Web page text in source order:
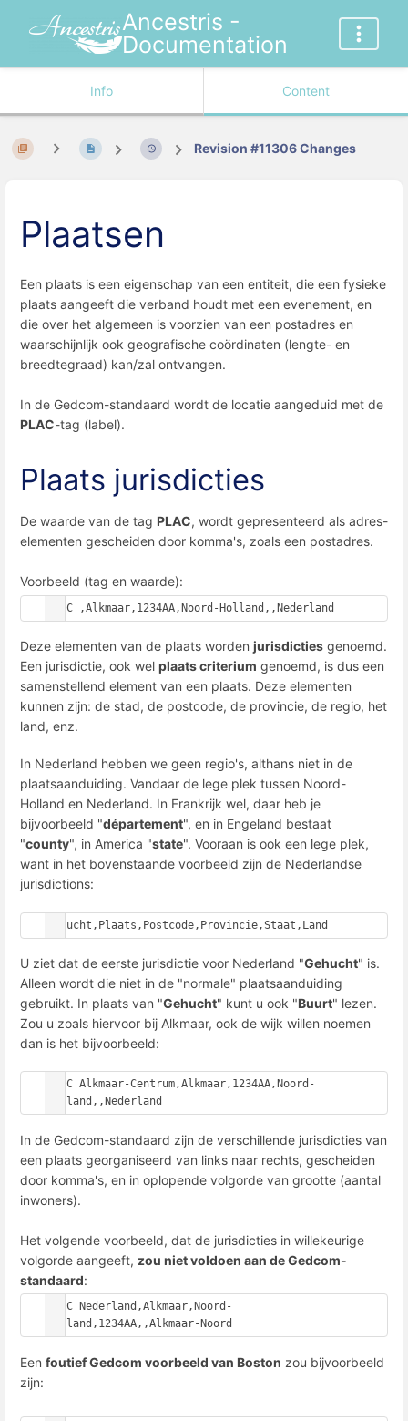
Ancestris -
Documentation
Info Content
Revision #11306 Changes
Plaatsen
Een plaats is een eigenschap van een entiteit, die een fysieke
plaats aangeeft die verband houdt met een evenement, en
die over het algemeen is voorzien van een postadres en
waarschijnlijk ook geografische coördinaten (lengte- en
breedtegraad) kan/zal ontvangen.
In de Gedcom-standaard wordt de locatie aangeduid met de
PLAC-tag (label).
Plaats jurisdicties
De waarde van de tag PLAC, wordt gepresenteerd als adres-
elementen gescheiden door komma's, zoals een postadres.
Voorbeeld (tag en waarde):
PLAC ,Alkmaar,1234AA,Noord-Holland,,Nederland
Deze elementen van de plaats worden jurisdicties genoemd.
Een jurisdictie, ook wel plaats criterium genoemd, is dus een
samenstellend element van een plaats. Deze elementen
kunnen zijn: de stad, de postcode, de provincie, de regio, het
land, enz.
In Nederland hebben we geen regio's, althans niet in de
plaatsaanduiding. Vandaar de lege plek tussen Noord-
Holland en Nederland. In Frankrijk wel, daar heb je
bijvoorbeeld "département", en in Engeland bestaat
"county", in America "state". Vooraan is ook een lege plek,
want in het bovenstaande voorbeeld zijn de Nederlandse
jurisdictions:
Gehucht,Plaats,Postcode,Provincie,Staat,Land
U ziet dat de eerste jurisdictie voor Nederland "Gehucht" is.
Alleen wordt die niet in de "normale" plaatsaanduiding
gebruikt. In plaats van "Gehucht" kunt u ook "Buurt" lezen.
Zou u zoals hiervoor bij Alkmaar, ook de wijk willen noemen
dan is het bijvoorbeeld:
PLAC Alkmaar-Centrum,Alkmaar,1234AA,Noord-
Holland,,Nederland
In de Gedcom-standaard zijn de verschillende jurisdicties van
een plaats georganiseerd van links naar rechts, gescheiden
door komma's, en in oplopende volgorde van grootte (aantal
inwoners).
Het volgende voorbeeld, dat de jurisdicties in willekeurige
volgorde aangeeft, zou niet voldoen aan de Gedcom-
standaard:
PLAC Nederland,Alkmaar,Noord-
Holland,1234AA,,Alkmaar-Noord
Een foutief Gedcom voorbeeld van Boston zou bijvoorbeeld
zijn: